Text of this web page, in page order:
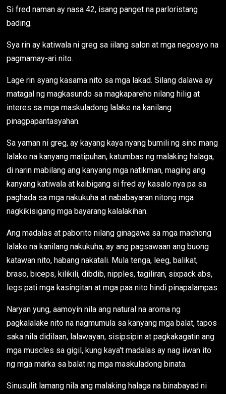
Si fred naman ay nasa 42, isang panget na parloristang
bading.
Sya rin ay katiwala ni greg sa iilang salon at mga negosyo na
pagmamay-ari nito.
Lage rin syang kasama nito sa mga lakad. Silang dalawa ay
matagal ng magkasundo sa magkapareho nilang hilig at
interes sa mga maskuladong lalake na kanilang
pinagpapantasyahan.
Sa yaman ni greg, ay kayang kaya nyang bumili ng sino mang
lalake na kanyang matipuhan, katumbas ng malaking halaga,
di narin mabilang ang kanyang mga natikman, maging ang
kanyang katiwala at kaibigang si fred ay kasalo nya pa sa
paghada sa mga nakukuha at nababayaran nitong mga
nagkikisigang mga bayarang kalalakihan.
Ang madalas at paborito nilang ginagawa sa mga machong
lalake na kanilang nakukuha, ay ang pagsawaan ang buong
katawan nito, habang nakatali. Mula tenga, leeg, balikat,
braso, biceps, kilikili, dibdib, nipples, tagiliran, sixpack abs,
legs pati mga kasingitan at mga paa nito hindi pinapalampas.
Naryan yung, aamoyin nila ang natural na aroma ng
pagkalalake nito na nagmumula sa kanyang mga balat, tapos
saka nila didilaan, lalawayan, sisipsipin at pagkakagatin ang
mga muscles sa gigil, kung kaya't madalas ay nag iiwan ito
ng mga marka sa balat ng mga maskuladong binata.
Sinusulit lamang nila ang malaking halaga na binabayad ni